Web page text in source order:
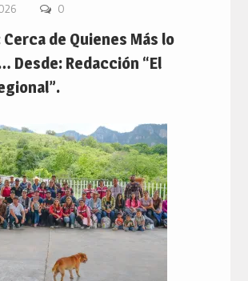
0
Cerca de Quienes Más lo
Desde: Redacción “El